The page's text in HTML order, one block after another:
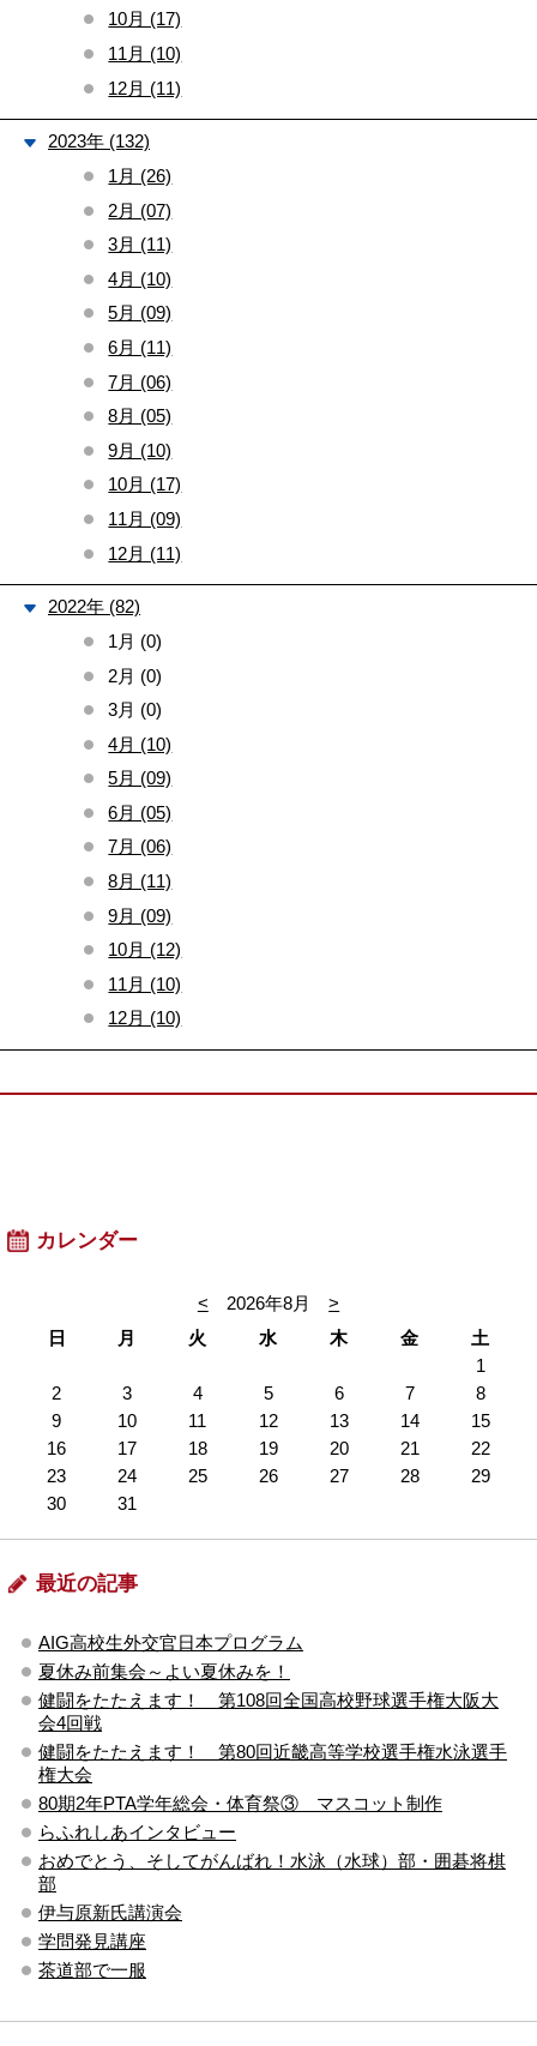
10月 (17)
11月 (10)
12月 (11)
2023年 (132)
1月 (26)
2月 (07)
3月 (11)
4月 (10)
5月 (09)
6月 (11)
7月 (06)
8月 (05)
9月 (10)
10月 (17)
11月 (09)
12月 (11)
2022年 (82)
1月 (0)
2月 (0)
3月 (0)
4月 (10)
5月 (09)
6月 (05)
7月 (06)
8月 (11)
9月 (09)
10月 (12)
11月 (10)
12月 (10)
カレンダー
< 2026年8月
>
日
月 火 水 木 金
土
1
2
3 4 5 6 7
8
9
10 11 12 13 14
15
16
17 18 19 20 21
22
23
24 25 26 27 28
29
30
31
最近の記事
AIG高校生外交官日本プログラム
夏休み前集会～よい夏休みを！
健闘をたたえます！ 第108回全国高校野球選手権大阪大
会4回戦
健闘をたたえます！ 第80回近畿高等学校選手権水泳選手
権大会
80期2年PTA学年総会・体育祭③ マスコット制作
らふれしあインタビュー
おめでとう、そしてがんばれ！水泳（水球）部・囲碁将棋
部
伊与原新氏講演会
学問発見講座
茶道部で一服